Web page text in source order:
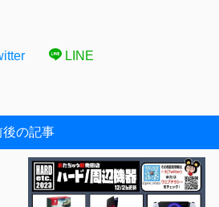
LINE
後の記事